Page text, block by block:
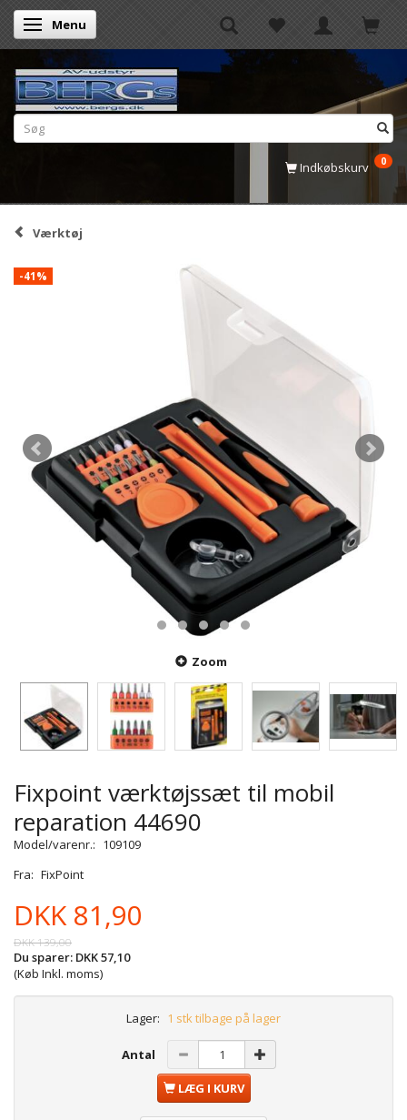
Skifte navigation
Menu
Indkøbskurv 0
Værktøj
-41%
Zoom
Fixpoint værktøjssæt til mobil
reparation 44690
Model/varenr.: 109109
Fra: FixPoint
DKK 81,90
DKK 139,00
Du sparer: DKK 57,10
(Køb Inkl. moms)
Lager: 1 stk tilbage på lager
Antal
LÆG I KURV